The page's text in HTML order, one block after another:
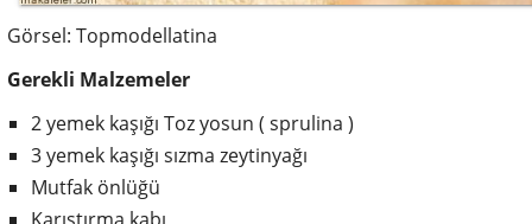
Görsel: Topmodellatina
Gerekli Malzemeler
2 yemek kaşığı Toz yosun ( sprulina )
3 yemek kaşığı sızma zeytinyağı
Mutfak önlüğü
Karıştırma kabı